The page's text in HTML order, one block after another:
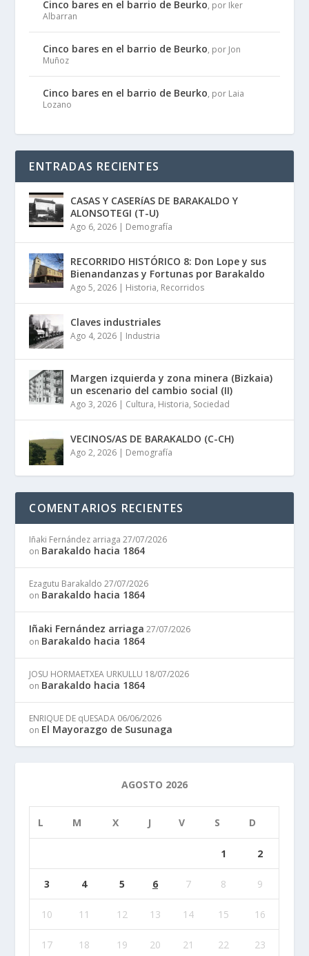
Cinco bares en el barrio de Beurko, por Iker
Albarran
Cinco bares en el barrio de Beurko, por Jon
Muñoz
Cinco bares en el barrio de Beurko, por Laia
Lozano
ENTRADAS RECIENTES
CASAS Y CASERíAS DE BARAKALDO Y
ALONSOTEGI (T-U)
Ago 6, 2026 | Demografía
RECORRIDO HISTÓRICO 8: Don Lope y sus
Bienandanzas y Fortunas por Barakaldo
Ago 5, 2026 | Historia, Recorridos
Claves industriales
Ago 4, 2026 | Industria
Margen izquierda y zona minera (Bizkaia)
un escenario del cambio social (II)
Ago 3, 2026 | Cultura, Historia, Sociedad
VECINOS/AS DE BARAKALDO (C-CH)
Ago 2, 2026 | Demografía
COMENTARIOS RECIENTES
Iñaki Fernández arriaga 27/07/2026
on Barakaldo hacia 1864
Ezagutu Barakaldo 27/07/2026
on Barakaldo hacia 1864
Iñaki Fernández arriaga 27/07/2026
on Barakaldo hacia 1864
JOSU HORMAETXEA URKULLU 18/07/2026
on Barakaldo hacia 1864
ENRIQUE DE qUESADA 06/06/2026
on El Mayorazgo de Susunaga
AGOSTO 2026
L M X J V S D
1 2
3 4 5 6 7 8 9
10 11 12 13 14 15 16
17 18 19 20 21 22 23